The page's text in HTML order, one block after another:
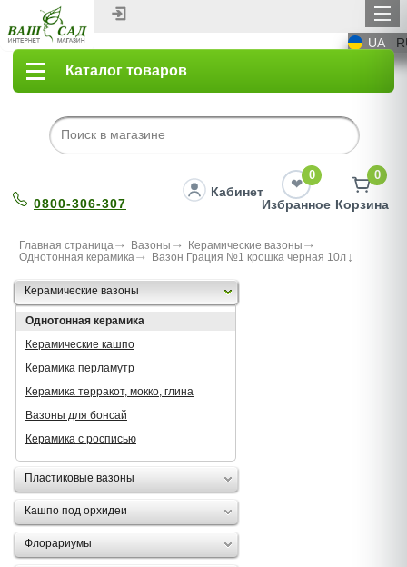
UA
Каталог товаров
0800-306-307
Кабинет
0
Избранное
0
Корзина
Главная страница Вазоны
Керамические вазоны
Однотонная керамика
Вазон Грация №1 крошка черная 10л
Керамические вазоны
Однотонная керамика
Керамические кашпо
Керамика перламутр
Керамика терракот, мокко, глина
Вазоны для бонсай
Керамика с росписью
Пластиковые вазоны
Кашпо под орхидеи
Флорариумы